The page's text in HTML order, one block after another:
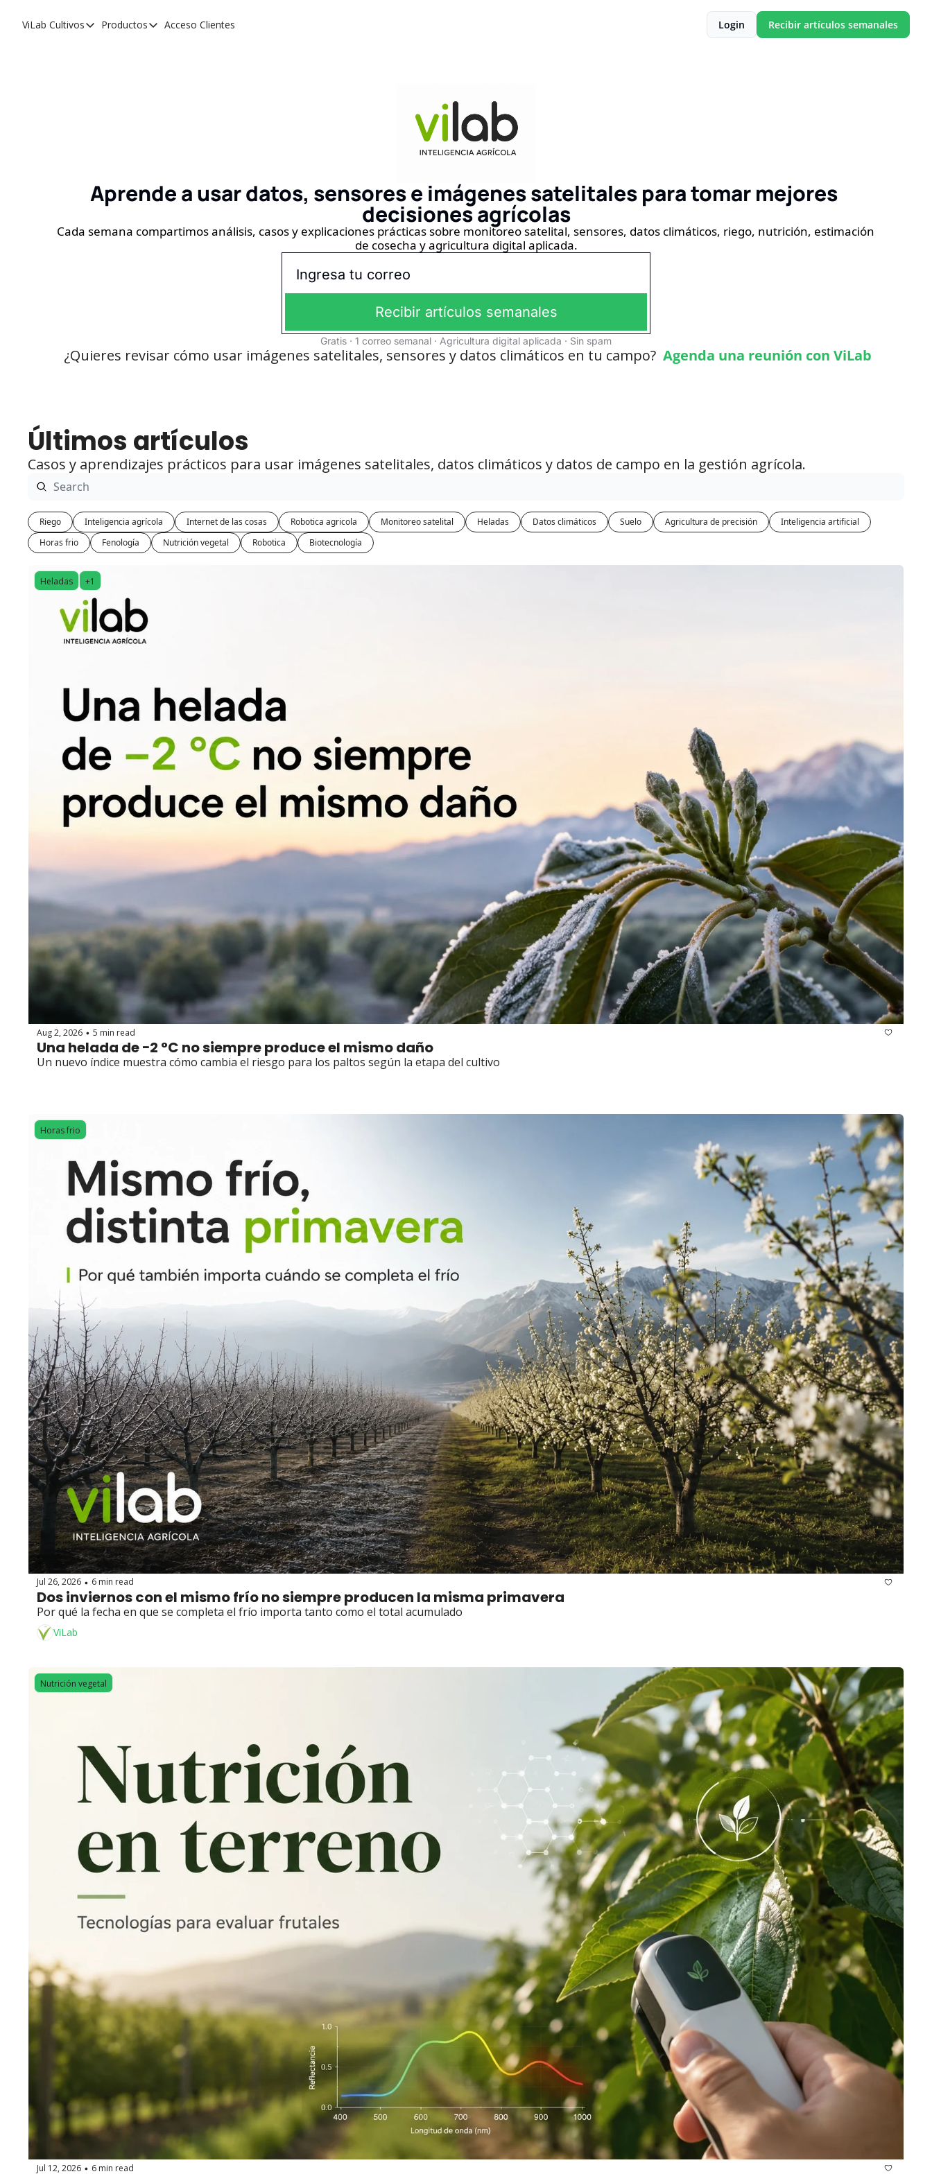
ViLab Cultivos
Cultivos
Arándanos
Tabaco
Productos
Productos
Acceso Clientes Login Recibir artículos semanales
Aprende a usar datos, sensores e imágenes satelitales para tomar mejores
decisiones agrícolas
Cada semana compartimos análisis, casos y explicaciones prácticas sobre monitoreo satelital, sensores, datos climáticos, riego, nutrición, estimación
de cosecha y agricultura digital aplicada.
Recibir artículos semanales
Gratis · 1 correo semanal · Agricultura digital aplicada · Sin spam
¿Quieres revisar cómo usar imágenes satelitales, sensores y datos climáticos en tu campo? Agenda una reunión con ViLab
Últimos artículos
Casos y aprendizajes prácticos para usar imágenes satelitales, datos climáticos y datos de campo en la gestión agrícola.
Riego Inteligencia agrícola Internet de las cosas Robotica agricola Monitoreo satelital Heladas Datos climáticos Suelo Agricultura de precisión
Inteligencia artificial
Horas frio
Fenología Nutrición vegetal Robotica Biotecnología
Heladas +1
Aug 2, 2026 • 5 min read
Una helada de −2 °C no siempre produce el mismo daño
Un nuevo índice muestra cómo cambia el riesgo para los paltos según la etapa del cultivo
Horas frio
Jul 26, 2026 • 6 min read
Dos inviernos con el mismo frío no siempre producen la misma primavera
Por qué la fecha en que se completa el frío importa tanto como el total acumulado
ViLab
Nutrición vegetal
Jul 12, 2026 • 6 min read